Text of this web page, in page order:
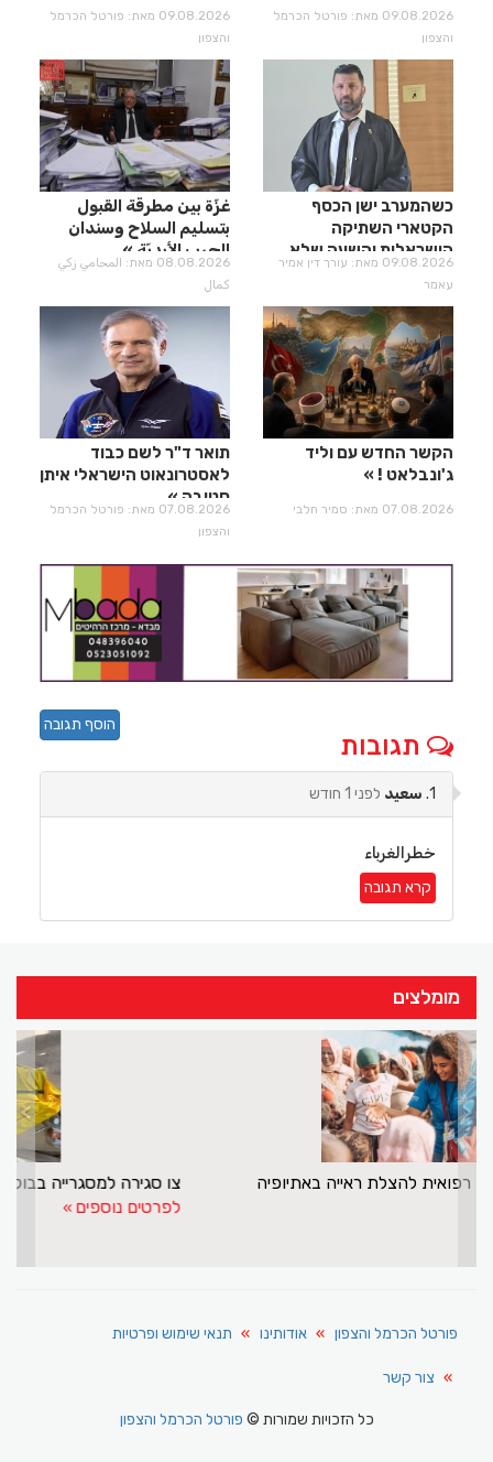
09.08.2026 מאת: פורטל הכרמל
והצפון
09.08.2026 מאת: פורטל הכרמל
והצפון
כשהמערב ישן הכסף
הקטארי השתיקה
הישראלית והשעה שלא
תחזור
09.08.2026 מאת: עורך דין אמיר
עאמר
غزّة بين مطرقة القبول
بتسليم السلاح وسندان
الحرب الأبديّة
08.08.2026 מאת: المحامي زكي
كمال
הקשר החדש עם וליד
ג'ונבלאט !
07.08.2026 מאת: סמיר חלבי
תואר ד"ר לשם כבוד
לאסטרונאוט הישראלי איתן
סטיבה
07.08.2026 מאת: פורטל הכרמל
והצפון
תגובות
הוסף תגובה
سعيدלפני 1 חודש
خطرالغرباء
קרא תגובה
מומלצים
ד"ר ניירוז בדיר במשימה רפואית להצלת ראייה באתיופיה
> <
פורטל הכרמל והצפון אודותינו תנאי שימוש ופרטיות
צור קשר
כל הזכויות שמורות ©פורטל הכרמל והצפון